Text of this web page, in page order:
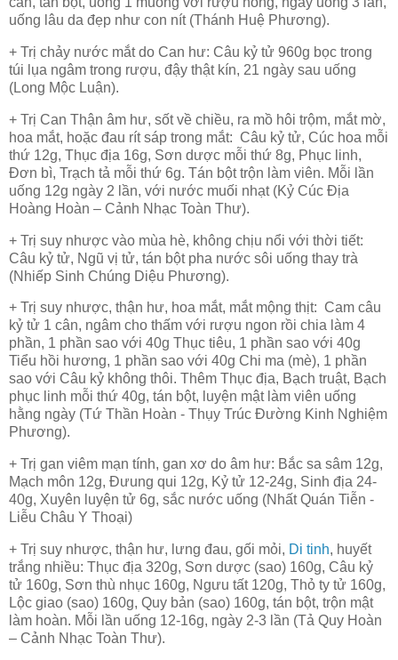
uống lâu da đẹp như con nít (Thánh Huệ Phương).
+ Trị chảy nước mắt do Can hư: Câu kỷ tử 960g bọc trong
túi lụa ngâm trong rượu, đậy thật kín, 21 ngày sau uống
(Long Mộc Luận).
+ Trị Can Thận âm hư, sốt về chiều, ra mồ hôi trộm, mắt mờ,
hoa mắt, hoặc đau rít sáp trong mắt: Câu kỷ tử, Cúc hoa mỗi
thứ 12g, Thục địa 16g, Sơn dược mỗi thứ 8g, Phục linh,
Đơn bì, Trạch tả mỗi thứ 6g. Tán bột trộn làm viên. Mỗi lần
uống 12g ngày 2 lần, với nước muối nhạt (Kỷ Cúc Địa
Hoàng Hoàn – Cảnh Nhạc Toàn Thư).
+ Trị suy nhược vào mùa hè, không chịu nổi với thời tiết:
Câu kỷ tử, Ngũ vị tử, tán bột pha nước sôi uống thay trà
(Nhiếp Sinh Chúng Diệu Phương).
+ Trị suy nhược, thận hư, hoa mắt, mắt mộng thịt: Cam câu
kỷ tử 1 cân, ngâm cho thấm với rượu ngon rồi chia làm 4
phần, 1 phần sao với 40g Thục tiêu, 1 phần sao với 40g
Tiểu hồi hương, 1 phần sao với 40g Chi ma (mè), 1 phần
sao với Câu kỷ không thôi. Thêm Thục địa, Bạch truật, Bạch
phục linh mỗi thứ 40g, tán bột, luyện mật làm viên uống
hằng ngày (Tứ Thần Hoàn - Thụy Trúc Đường Kinh Nghiệm
Phương).
+ Trị gan viêm mạn tính, gan xơ do âm hư: Bắc sa sâm 12g,
Mạch môn 12g, Đưung qui 12g, Kỷ tử 12-24g, Sinh địa 24-
40g, Xuyên luyện tử 6g, sắc nước uống (Nhất Quán Tiễn -
Liễu Châu Y Thoại)
+ Trị suy nhược, thận hư, lưng đau, gối mỏi, Di tinh, huyết
trắng nhiều: Thục địa 320g, Sơn dược (sao) 160g, Câu kỷ
tử 160g, Sơn thù nhục 160g, Ngưu tất 120g, Thỏ ty tử 160g,
Lộc giao (sao) 160g, Quy bản (sao) 160g, tán bột, trộn mật
làm hoàn. Mỗi lần uống 12-16g, ngày 2-3 lần (Tả Quy Hoàn
– Cảnh Nhạc Toàn Thư).